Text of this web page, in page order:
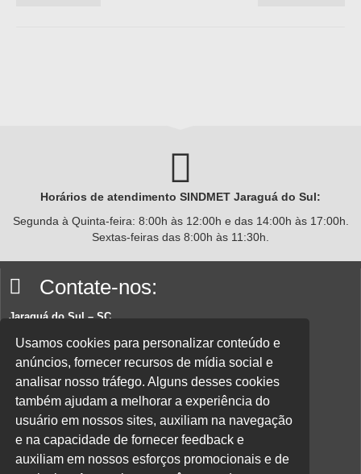
Horários de atendimento SINDMET Jaraguá do Sul:
Segunda à Quinta-feira: 8:00h às 12:00h e das 14:00h às 17:00h.
Sextas-feiras das 8:00h às 11:30h.
Contate-nos:
Jaraguá do Sul – SC
Rua João Planincheck, 157, Nova Brasília – CEP 89252-220.
E-mail:sindicatom@metalurgicosjaragua.com.br
Fone: (47) 3371-2100
Acesse nossa política de privacidade aqui.
Parceiros:
Usamos cookies para personalizar conteúdo e
anúncios, fornecer recursos de mídia social e
analisar nosso tráfego. Alguns desses cookies
também ajudam a melhorar a experiência do
usuário em nossos sites, auxiliam na navegação
e na capacidade de fornecer feedback e
auxiliam em nossos esforços promocionais e de